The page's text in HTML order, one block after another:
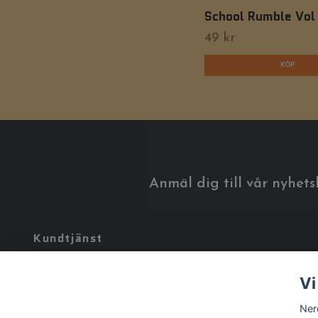
School Rumble
49 kr
Anmäl dig till vår
Kundtjänst